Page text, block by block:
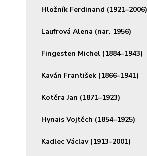
Hložník Ferdinand (1921–2006)
Laufrová Alena (nar. 1956)
Fingesten Michel (1884–1943)
Kaván František (1866–1941)
Kotěra Jan (1871–1923)
Hynais Vojtěch (1854–1925)
Kadlec Václav (1913–2001)